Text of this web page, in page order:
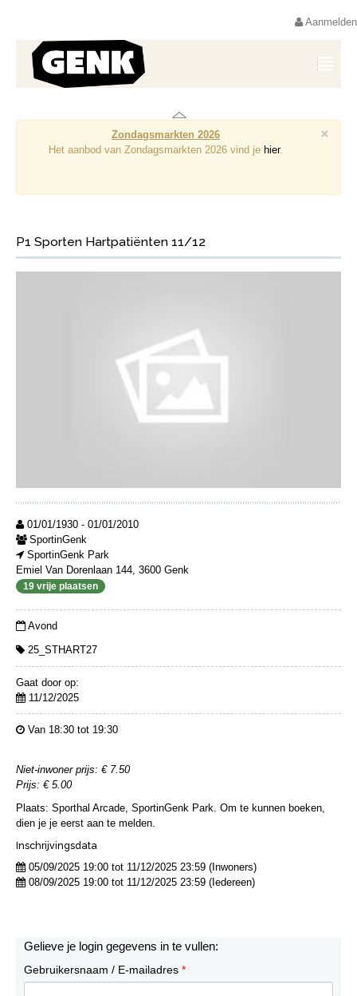
Aanmelden
×
Zondagsmarkten 2026
Het aanbod van Zondagsmarkten 2026 vind je hier.
P1 Sporten Hartpatiënten 11/12
01/01/1930 - 01/01/2010
SportinGenk
SportinGenk Park
Emiel Van Dorenlaan 144, 3600 Genk
19 vrije plaatsen
Avond
25_STHART27
Gaat door op:
11/12/2025
Van 18:30 tot 19:30
Niet-inwoner prijs: € 7.50
Prijs: € 5.00
Plaats: Sporthal Arcade, SportinGenk Park. Om te kunnen boeken,
dien je je eerst aan te melden.
Inschrijvingsdata
05/09/2025 19:00 tot 11/12/2025 23:59 (Inwoners)
08/09/2025 19:00 tot 11/12/2025 23:59 (Iedereen)
Gelieve je login gegevens in te vullen:
Gebruikersnaam / E-mailadres *